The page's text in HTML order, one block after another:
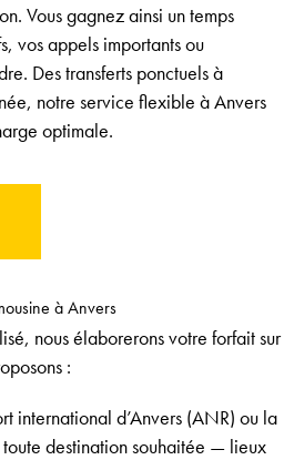
Vous gagnez ainsi un temps
vos appels importants ou
Des transferts ponctuels à
notre service flexible à Anvers
optimale.
à Anvers
nous élaborerons votre forfait sur
:
international d’Anvers (ANR) ou la
destination souhaitée — lieux